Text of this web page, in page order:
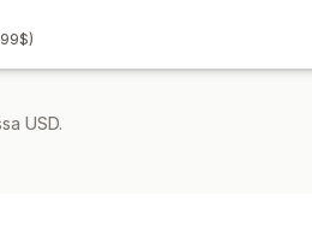
USD.